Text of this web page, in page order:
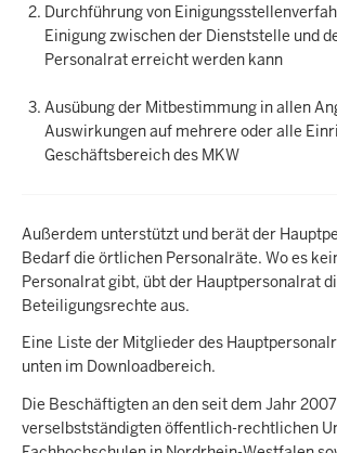
Durchführung von
Einigung zwischen der Dienststelle und
Personalrat erreicht werden kann
Ausübung der Mitbestimmung in allen
Auswirkungen auf mehrere oder alle
Geschäftsbereich des MKW
Außerdem unterstützt und berät der
Bedarf die örtlichen Personalräte. Wo es
Personalrat gibt, übt der Hauptpersonalrat
Beteiligungsrechte aus.
Eine Liste der Mitglieder des
unten im Downloadbereich.
Die Beschäftigten an den seit dem Jahr 2007
verselbstständigten öffentlich-rechtlichen